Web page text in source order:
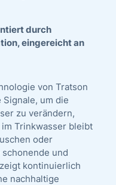
durch
eingereicht an
von Tratson
um die
zu verändern,
Trinkwasser bleibt
oder
und
kontinuierlich
nachhaltige